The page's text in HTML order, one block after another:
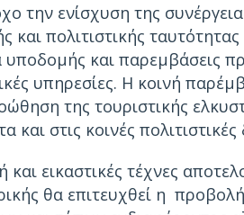
την ενίσχυση της
και πολιτιστικής
και παρεμβάσεις
υπηρεσίες. Η κοινή
της τουριστικής
και στις κοινές
και εικαστικές τέχνες
θα επιτευχθεί η